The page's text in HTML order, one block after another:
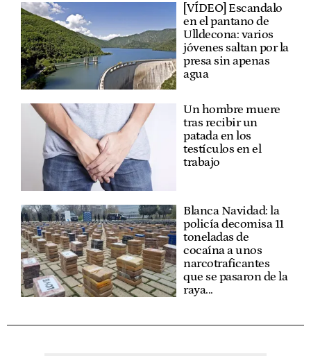
[VÍDEO] Escandalo
en el pantano de
Ulldecona: varios
jóvenes saltan por la
presa sin apenas
agua
Un hombre muere
tras recibir un
patada en los
testículos en el
trabajo
Blanca Navidad: la
policía decomisa 11
toneladas de
cocaína a unos
narcotraficantes
que se pasaron de la
raya...